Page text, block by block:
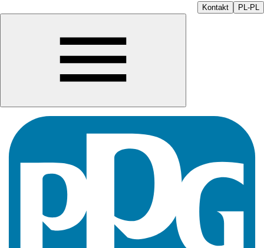
Kontakt PL-PL